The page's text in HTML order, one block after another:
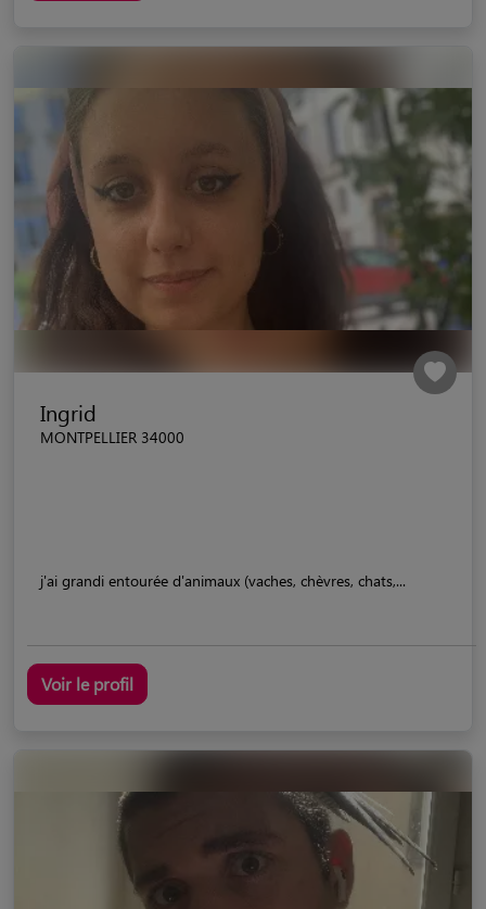
Ingrid
MONTPELLIER 34000
j'ai grandi entourée d'animaux (vaches, chèvres, chats,...
Voir le profil